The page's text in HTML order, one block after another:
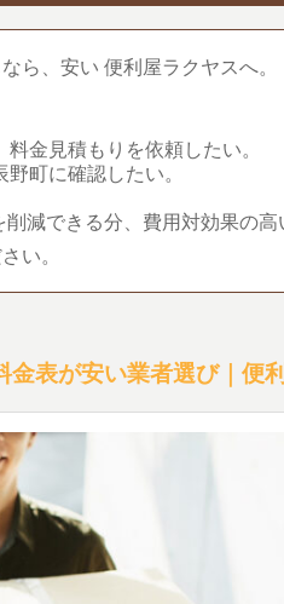
ら、安い 便利屋ラクヤスへ。
金見積もりを依頼したい。
町に確認したい。
減できる分、費用対効果の
い。
表が安い業者選び｜便